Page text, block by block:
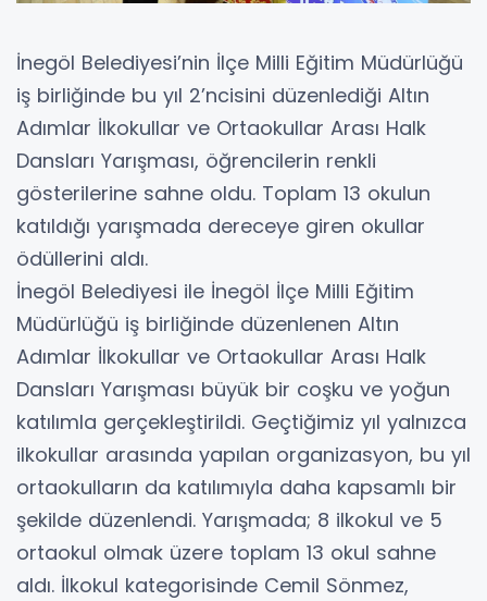
İnegöl Belediyesi’nin İlçe Milli Eğitim Müdürlüğü
iş birliğinde bu yıl 2’ncisini düzenlediği Altın
Adımlar İlkokullar ve Ortaokullar Arası Halk
Dansları Yarışması, öğrencilerin renkli
gösterilerine sahne oldu. Toplam 13 okulun
katıldığı yarışmada dereceye giren okullar
ödüllerini aldı.
İnegöl Belediyesi ile İnegöl İlçe Milli Eğitim
Müdürlüğü iş birliğinde düzenlenen Altın
Adımlar İlkokullar ve Ortaokullar Arası Halk
Dansları Yarışması büyük bir coşku ve yoğun
katılımla gerçekleştirildi. Geçtiğimiz yıl yalnızca
ilkokullar arasında yapılan organizasyon, bu yıl
ortaokulların da katılımıyla daha kapsamlı bir
şekilde düzenlendi. Yarışmada; 8 ilkokul ve 5
ortaokul olmak üzere toplam 13 okul sahne
aldı. İlkokul kategorisinde Cemil Sönmez,